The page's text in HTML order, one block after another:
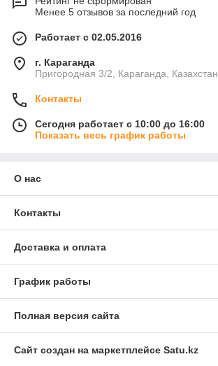
Менее 5 отзывов за последний год
Работает с 02.05.2016
г. Караганда
Пригородная 3/2, Караганда, Казахстан
Контакты
Сегодня работает с 10:00 до 16:00
Показать весь график работы
О нас
Контакты
Доставка и оплата
График работы
Полная версия сайта
Сайт создан на маркетплейсе Satu.kz